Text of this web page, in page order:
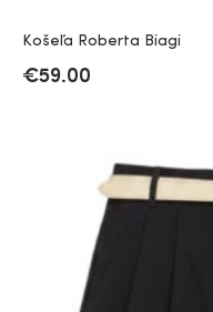
Košeľa Roberta Biagi
€59.00